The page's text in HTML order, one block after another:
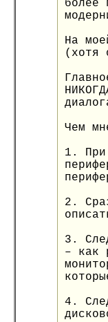
более
На
(хотя
Чем
1. При
2.
3.
– как
4.